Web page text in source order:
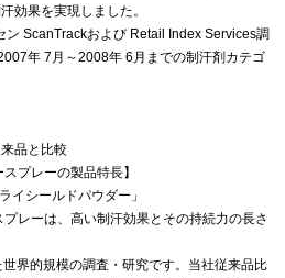
効果を実現しました。
ン ScanTrackおよび Retail Index Services調
年 7月～2008年 6月までの制汗剤カテゴ
品と比較
プレーの製品特長】
イシールドパウダー」
レーは、高い制汗効果とその持続力の長さ
界的規模の調査・研究です。当社従来品比